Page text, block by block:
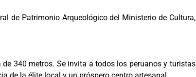
de Patrimonio Arqueológico del Ministerio de Cultura,
de 340 metros. Se invita a todos los peruanos y turistas